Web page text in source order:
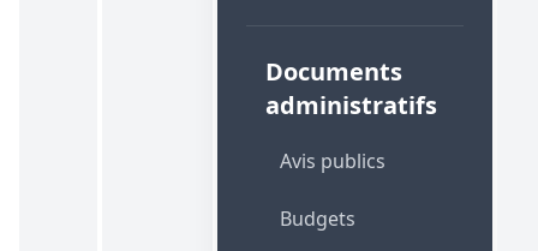
Documents
administratifs
Avis publics
Budgets